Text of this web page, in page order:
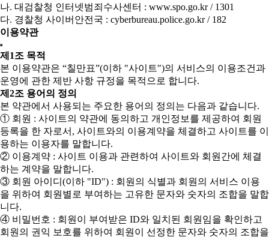
나. 대검찰청 인터넷범죄수사센터 : www.spo.go.kr / 1301
다. 경찰청 사이버안전국 : cyberbureau.police.go.kr / 182
이용약관
제1조 목적
본 이용약관은 “칠만표”(이하 "사이트")의 서비스의 이용조건과
운영에 관한 제반 사항 규정을 목적으로 합니다.
제2조 용어의 정의
본 약관에서 사용되는 주요한 용어의 정의는 다음과 같습니다.
① 회원 : 사이트의 약관에 동의하고 개인정보를 제공하여 회원
등록을 한 자로서, 사이트와의 이용계약을 체결하고 사이트를 이
용하는 이용자를 말합니다.
② 이용계약 : 사이트 이용과 관련하여 사이트와 회원간에 체결
하는 계약을 말합니다.
③ 회원 아이디(이하 "ID") : 회원의 식별과 회원의 서비스 이용
을 위하여 회원별로 부여하는 고유한 문자와 숫자의 조합을 말합
니다.
④ 비밀번호 : 회원이 부여받은 ID와 일치된 회원임을 확인하고
회원의 권익 보호를 위하여 회원이 선정한 문자와 숫자의 조합을